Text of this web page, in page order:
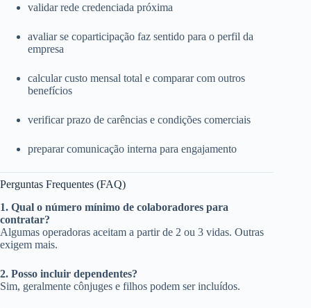
validar rede credenciada próxima
avaliar se coparticipação faz sentido para o perfil da
empresa
calcular custo mensal total e comparar com outros
benefícios
verificar prazo de carências e condições comerciais
preparar comunicação interna para engajamento
Perguntas Frequentes (FAQ)
1. Qual o número mínimo de colaboradores para
contratar?
Algumas operadoras aceitam a partir de 2 ou 3 vidas. Outras
exigem mais.
2. Posso incluir dependentes?
Sim, geralmente cônjuges e filhos podem ser incluídos.